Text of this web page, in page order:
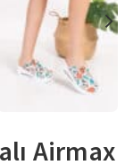
Airmax